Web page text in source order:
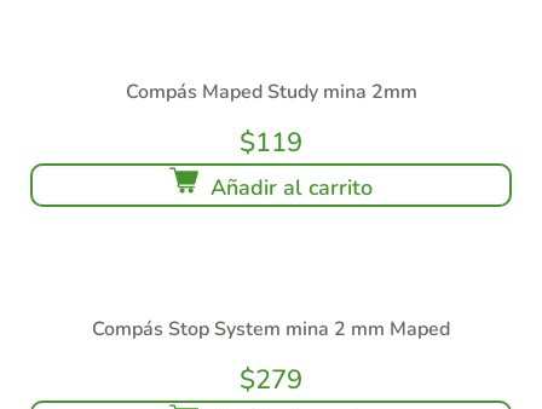
Compás Maped Study mina 2mm
$119
Añadir al carrito
Compás Stop System mina 2 mm Maped
$279